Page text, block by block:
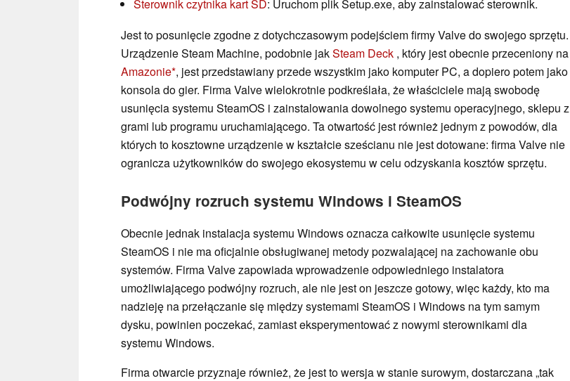
Sterownik czytnika kart SD: Uruchom plik Setup.exe, aby zainstalować sterownik.
Jest to posunięcie zgodne z dotychczasowym podejściem firmy Valve do swojego sprzętu.
Urządzenie Steam Machine, podobnie jakSteam Deck , który jest obecnie przeceniony na
Amazonie , jest przedstawiany przede wszystkim jako komputer PC, a dopiero potem jako
konsola do gier. Firma Valve wielokrotnie podkreślała, że właściciele mają swobodę
usunięcia systemu SteamOS i zainstalowania dowolnego systemu operacyjnego, sklepu z
grami lub programu uruchamiającego. Ta otwartość jest również jednym z powodów, dla
których to kosztowne urządzenie w kształcie sześcianu nie jest dotowane: firma Valve nie
ogranicza użytkowników do swojego ekosystemu w celu odzyskania kosztów sprzętu.
Podwójny rozruch systemu Windows i SteamOS
Obecnie jednak instalacja systemu Windows oznacza całkowite usunięcie systemu
SteamOS i nie ma oficjalnie obsługiwanej metody pozwalającej na zachowanie obu
systemów. Firma Valve zapowiada wprowadzenie odpowiedniego instalatora
umożliwiającego podwójny rozruch, ale nie jest on jeszcze gotowy, więc każdy, kto ma
nadzieję na przełączanie się między systemami SteamOS i Windows na tym samym
dysku, powinien poczekać, zamiast eksperymentować z nowymi sterownikami dla
systemu Windows.
Firma otwarcie przyznaje również, że jest to wersja w stanie surowym, dostarczana „tak